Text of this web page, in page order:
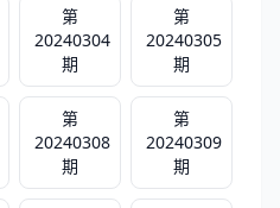
第
20240304
期
第
20240305
期
第
20240308
期
第
20240309
期